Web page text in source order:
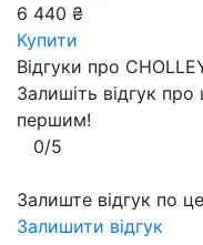
6 440 ₴
Купити
Відгуки про
Залишіть відгук
першим!
0/5
Залиште відгук по
Залишити відгук